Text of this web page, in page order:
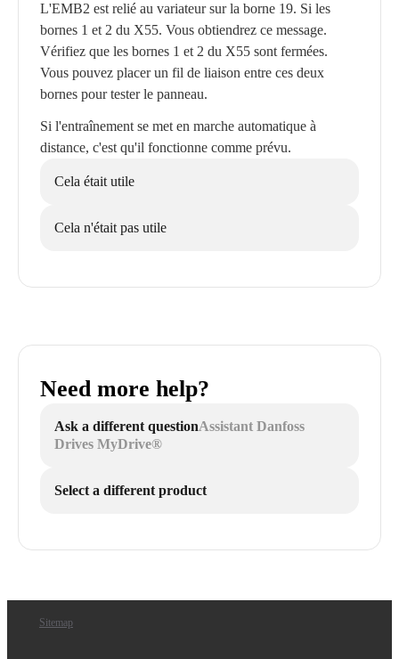
L'EMB2 est relié au variateur sur la borne 19. Si les
bornes 1 et 2 du X55. Vous obtiendrez ce message.
Vérifiez que les bornes 1 et 2 du X55 sont fermées.
Vous pouvez placer un fil de liaison entre ces deux
bornes pour tester le panneau.
Si l'entraînement se met en marche automatique à
distance, c'est qu'il fonctionne comme prévu.
Cela était utile
Cela n'était pas utile
Need more help?
Ask a different questionAssistant Danfoss
Drives MyDrive®
Select a different product
Sitemap